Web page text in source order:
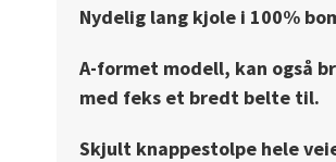
Nydelig lang kjole i 100%
A-formet modell, kan også
med feks et bredt belte til.
Skjult knappestolpe hele